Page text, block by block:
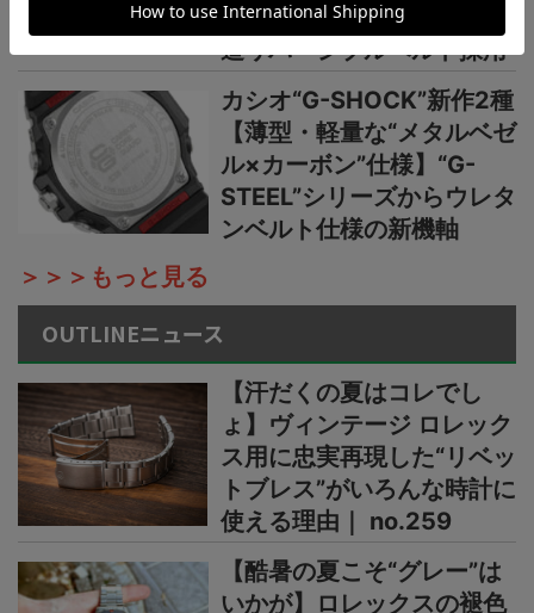
チ】小物を収納できる新構
造リバーシブルベルト採用
カシオ“G-SHOCK”新作2種
【薄型・軽量な“メタルベゼ
ル×カーボン”仕様】“G-
STEEL”シリーズからウレタ
ンベルト仕様の新機軸
＞＞＞もっと見る
OUTLINEニュース
【汗だくの夏はコレでし
ょ】ヴィンテージ ロレック
ス用に忠実再現した“リベッ
トブレス”がいろんな時計に
使える理由｜ no.259
【酷暑の夏こそ“グレー”は
いかが】ロレックスの褪色